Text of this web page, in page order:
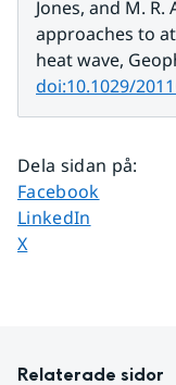
Jones, and M.
approaches to
doi:10.1029/
Dela sidan på:
Dela sidan på
Facebook
Dela sidan på
LinkedIn
Dela sidan på
X
Relaterade sidor